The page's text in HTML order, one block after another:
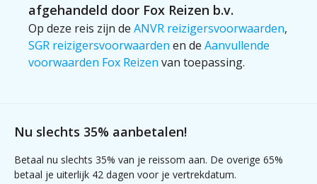
afgehandeld door Fox Reizen b.v.
Op deze reis zijn de ANVR reizigersvoorwaarden,
SGR reizigersvoorwaarden en de Aanvullende
voorwaarden Fox Reizen van toepassing.
Nu slechts 35% aanbetalen!
Betaal nu slechts 35% van je reissom aan. De overige 65%
betaal je uiterlijk 42 dagen voor je vertrekdatum.